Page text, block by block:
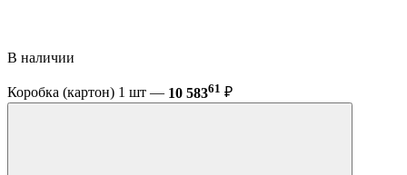
В наличии
Коробка (картон) 1 шт — 10 58361 ₽